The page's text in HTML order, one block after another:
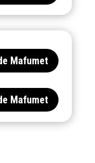
Mafumet
Mafumet